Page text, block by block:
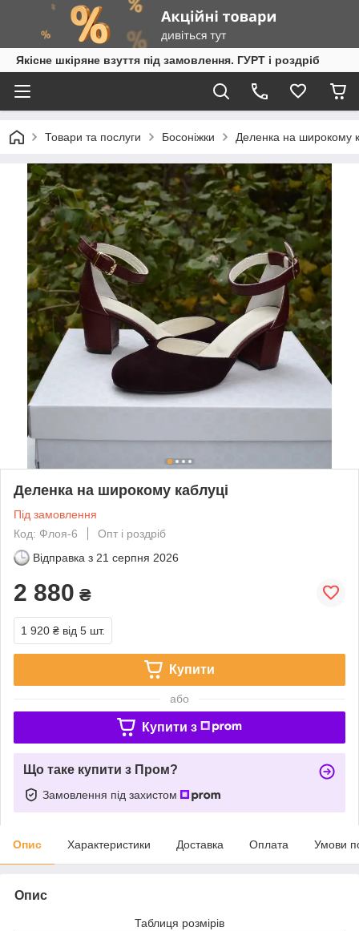
Якісне шкіряне взуття під замовлення. ГУРТ і роздріб
Товари та послуги Босоніжки Деленка на широкому
Деленка на широкому каблуці
Під замовлення
Код: Флоя-6
Опт і роздріб
Відправка з 21 серпня 2026
2 880 ₴
1 920 ₴ від 5 шт.
Купити
або
Купити з
Що таке купити з Пром?
Замовлення під захистом
Опис Характеристики Доставка Оплата Умови
Опис
Таблиця розмірів